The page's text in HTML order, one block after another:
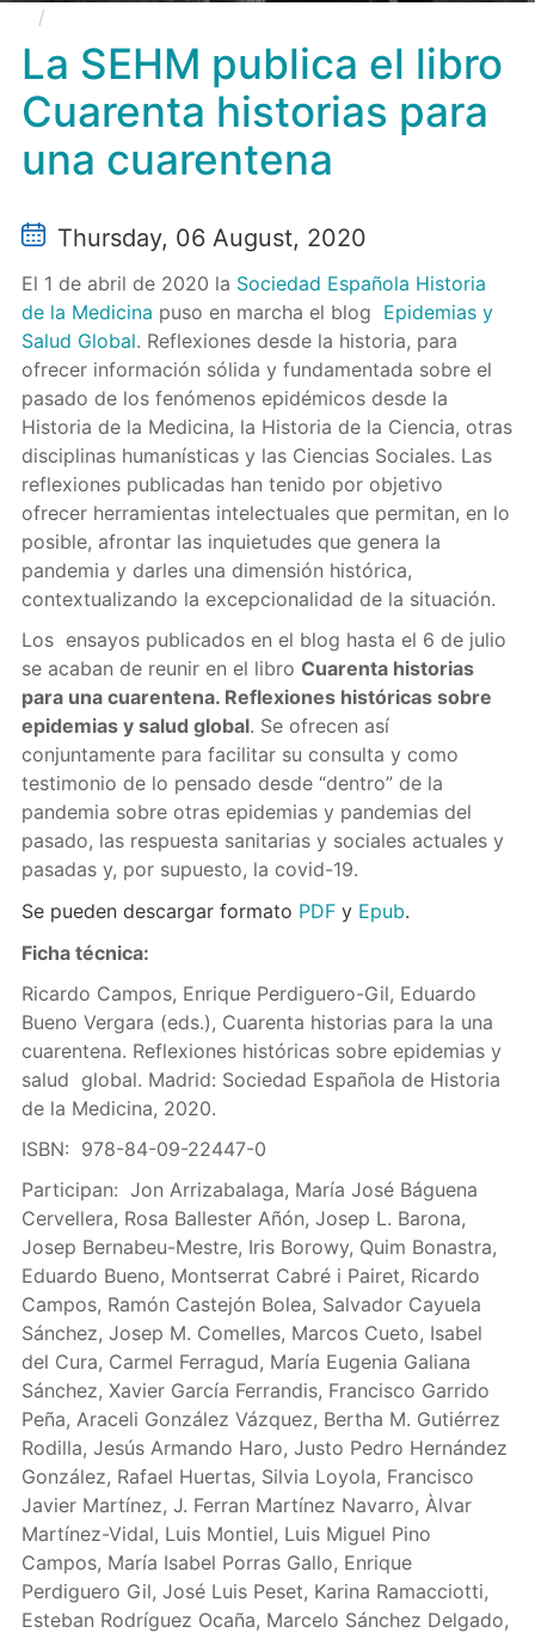
una cuarentena
La SEHM publica el libro
Cuarenta historias para
una cuarentena
Thursday, 06 August, 2020
El 1 de abril de 2020 la Sociedad Española Historia
de la Medicina puso en marcha el blog Epidemias y
Salud Global. Reflexiones desde la historia, para
ofrecer información sólida y fundamentada sobre el
pasado de los fenómenos epidémicos desde la
Historia de la Medicina, la Historia de la Ciencia, otras
disciplinas humanísticas y las Ciencias Sociales. Las
reflexiones publicadas han tenido por objetivo
ofrecer herramientas intelectuales que permitan, en lo
posible, afrontar las inquietudes que genera la
pandemia y darles una dimensión histórica,
contextualizando la excepcionalidad de la situación.
Los ensayos publicados en el blog hasta el 6 de julio
se acaban de reunir en el libro Cuarenta historias
para una cuarentena. Reflexiones históricas sobre
epidemias y salud global. Se ofrecen así
conjuntamente para facilitar su consulta y como
testimonio de lo pensado desde “dentro” de la
pandemia sobre otras epidemias y pandemias del
pasado, las respuesta sanitarias y sociales actuales y
pasadas y, por supuesto, la covid-19.
Se pueden descargar formato PDFy Epub.
Ficha técnica:
Ricardo Campos, Enrique Perdiguero-Gil, Eduardo
Bueno Vergara (eds.), Cuarenta historias para la una
cuarentena. Reflexiones históricas sobre epidemias y
salud global. Madrid: Sociedad Española de Historia
de la Medicina, 2020.
ISBN: 978-84-09-22447-0
Participan: Jon Arrizabalaga, María José Báguena
Cervellera, Rosa Ballester Añón, Josep L. Barona,
Josep Bernabeu-Mestre, Iris Borowy, Quim Bonastra,
Eduardo Bueno, Montserrat Cabré i Pairet, Ricardo
Campos, Ramón Castejón Bolea, Salvador Cayuela
Sánchez, Josep M. Comelles, Marcos Cueto, Isabel
del Cura, Carmel Ferragud, María Eugenia Galiana
Sánchez, Xavier García Ferrandis, Francisco Garrido
Peña, Araceli González Vázquez, Bertha M. Gutiérrez
Rodilla, Jesús Armando Haro, Justo Pedro Hernández
González, Rafael Huertas, Silvia Loyola, Francisco
Javier Martínez, J. Ferran Martínez Navarro, Àlvar
Martínez-Vidal, Luis Montiel, Luis Miguel Pino
Campos, María Isabel Porras Gallo, Enrique
Perdiguero Gil, José Luis Peset, Karina Ramacciotti,
Esteban Rodríguez Ocaña, Marcelo Sánchez Delgado,